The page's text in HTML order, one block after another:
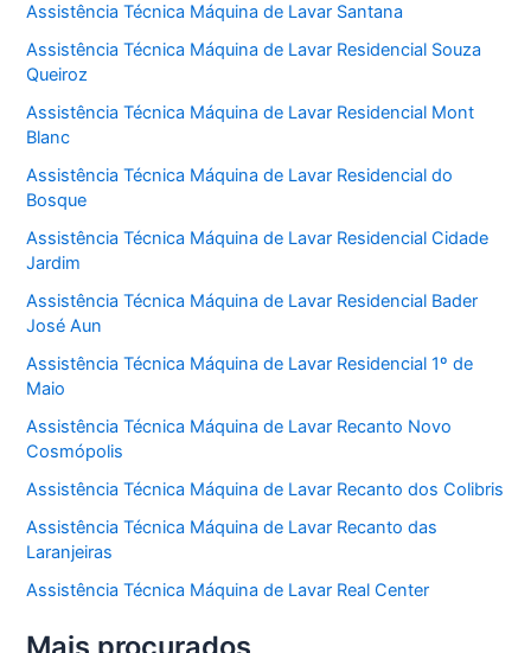
Assistência Técnica Máquina de Lavar Santana
Assistência Técnica Máquina de Lavar Residencial Souza
Queiroz
Assistência Técnica Máquina de Lavar Residencial Mont
Blanc
Assistência Técnica Máquina de Lavar Residencial do
Bosque
Assistência Técnica Máquina de Lavar Residencial Cidade
Jardim
Assistência Técnica Máquina de Lavar Residencial Bader
José Aun
Assistência Técnica Máquina de Lavar Residencial 1º de
Maio
Assistência Técnica Máquina de Lavar Recanto Novo
Cosmópolis
Assistência Técnica Máquina de Lavar Recanto dos Colibris
Assistência Técnica Máquina de Lavar Recanto das
Laranjeiras
Assistência Técnica Máquina de Lavar Real Center
Mais procurados